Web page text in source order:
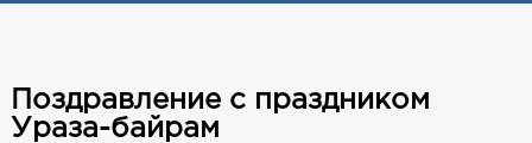
Поздравление с праздником
Ураза-байрам